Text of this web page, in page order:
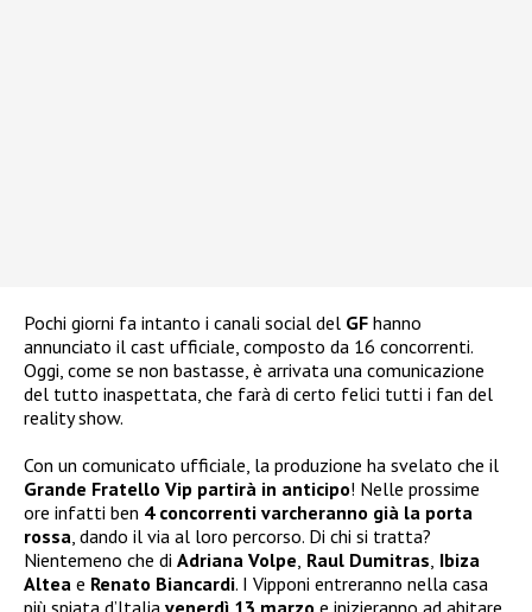
Pochi giorni fa intanto i canali social del GF hanno
annunciato il cast ufficiale, composto da 16 concorrenti.
Oggi, come se non bastasse, è arrivata una comunicazione
del tutto inaspettata, che farà di certo felici tutti i fan del
reality show.
Con un comunicato ufficiale, la produzione ha svelato che il
Grande Fratello Vip partirà in anticipo! Nelle prossime
ore infatti ben 4 concorrenti varcheranno già la porta
rossa, dando il via al loro percorso. Di chi si tratta?
Nientemeno che di Adriana Volpe, Raul Dumitras, Ibiza
Altea e Renato Biancardi. I Vipponi entreranno nella casa